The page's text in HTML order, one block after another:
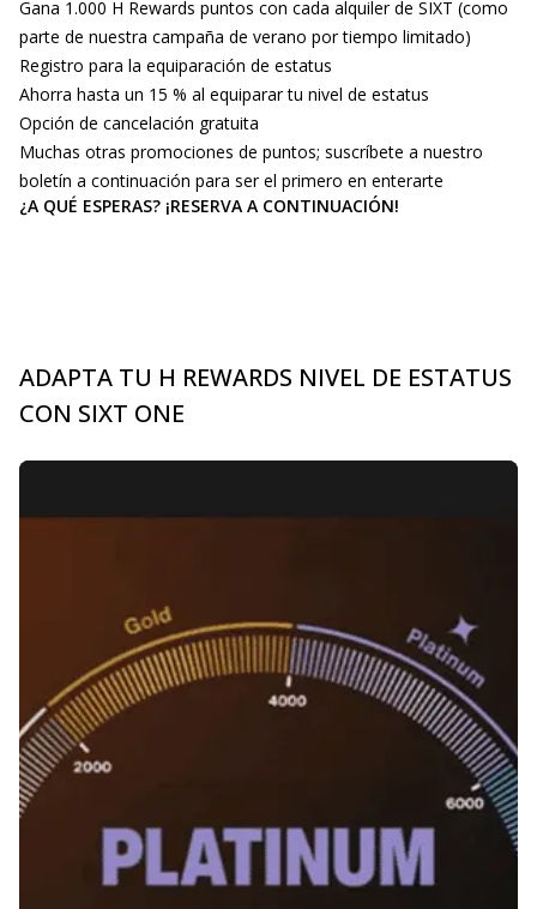
Gana 1.000 H Rewards puntos con cada alquiler de SIXT (como
parte de nuestra campaña de verano por tiempo limitado)
Registro para la equiparación de estatus
Ahorra hasta un 15 % al equiparar tu nivel de estatus
Opción de cancelación gratuita
Muchas otras promociones de puntos; suscríbete a nuestro
boletín a continuación para ser el primero en enterarte
¿A QUÉ ESPERAS? ¡RESERVA A CONTINUACIÓN!
ADAPTA TU H REWARDS NIVEL DE ESTATUS
CON SIXT ONE